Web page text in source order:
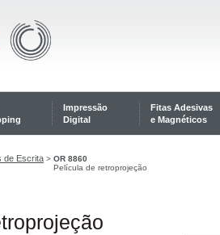
Impressão
Digital
Fitas Adesivas
e Magnéticos
de Escrita > OR 8860
Película de retroprojeção